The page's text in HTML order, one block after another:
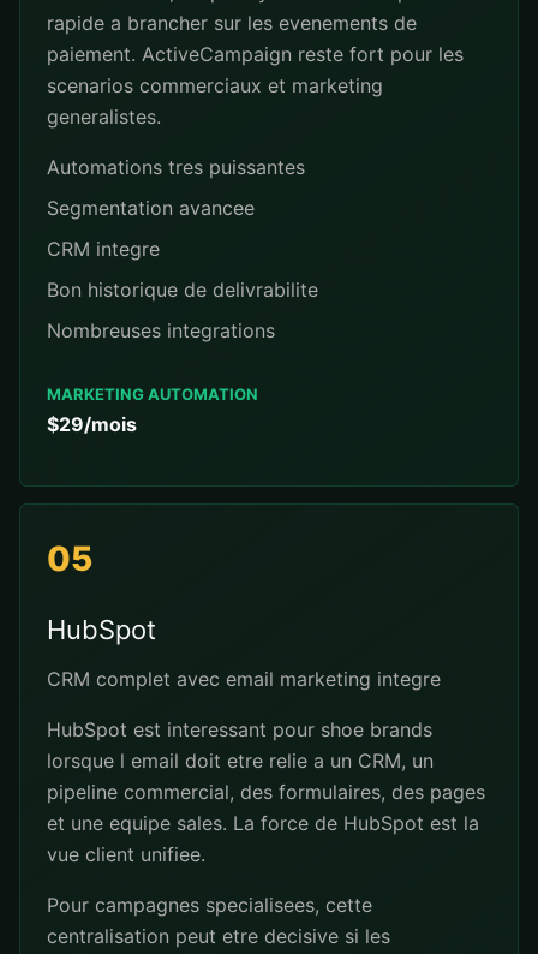
rapide a brancher sur les evenements de
paiement. ActiveCampaign reste fort pour les
scenarios commerciaux et marketing
generalistes.
Automations tres puissantes
Segmentation avancee
CRM integre
Bon historique de delivrabilite
Nombreuses integrations
MARKETING AUTOMATION
$29/mois
05
HubSpot
CRM complet avec email marketing integre
HubSpot est interessant pour shoe brands
lorsque l email doit etre relie a un CRM, un
pipeline commercial, des formulaires, des pages
et une equipe sales. La force de HubSpot est la
vue client unifiee.
Pour campagnes specialisees, cette
centralisation peut etre decisive si les